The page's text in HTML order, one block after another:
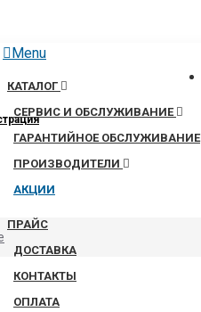
Menu
КАТАЛОГ
СЕРВИС И ОБСЛУЖИВАНИЕ
ГАРАНТИЙНОЕ ОБСЛУЖИВАНИЕ
ПРОИЗВОДИТЕЛИ
АКЦИИ
ПРАЙС
ДОСТАВКА
КОНТАКТЫ
ОПЛАТА